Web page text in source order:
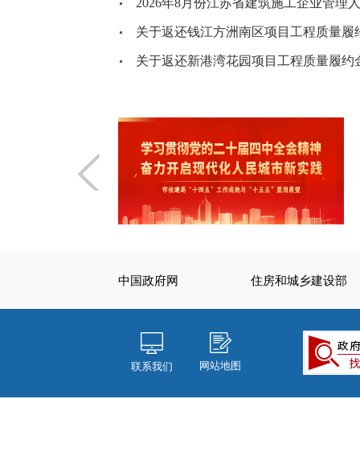
关于返还钱江方洲南区项目工程质量履
关于返还新港湾花园项目工程质量履约
中国政府网 住房和城乡建设部
联系我们 网站地图